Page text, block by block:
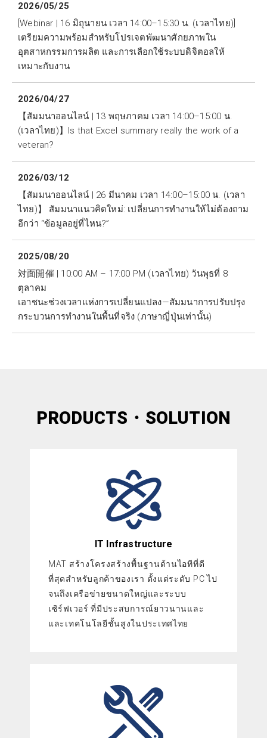
2026/05/25
[Webinar | 16 มิถุนายน เวลา 14:00–15:30 น. (เวลาไทย)]
เตรียมความพร้อมสำหรับโปรเจตพัฒนาศักยภาพใน
อุตสาหกรรมการผลิต และการเลือกใช้ระบบดิจิตอลให้
เหมาะกับงาน
2026/04/27
【สัมมนาออนไลน์ | 13 พฤษภาคม เวลา 14:00–15:00 น.
(เวลาไทย)】Is that Excel summary really the work of a
veteran?
2026/03/12
【สัมมนาออนไลน์ | 26 มีนาคม เวลา 14:00–15:00 น. (เวลา
ไทย)】 สัมมนาแนวคิดใหม่: เปลี่ยนการทำงานให้ไม่ต้องถาม
อีกว่า “ข้อมูลอยู่ที่ไหน?”
2025/08/20
対面開催 | 10:00 AM – 17:00 PM (เวลาไทย) วันพุธที่ 8
ตุลาคม
เอาชนะช่วงเวลาแห่งการเปลี่ยนแปลง—สัมมนาการปรับปรุง
กระบวนการทำงานในพื้นที่จริง (ภาษาญี่ปุ่นเท่านั้น)
PRODUCTS・SOLUTION
IT Infrastructure
MAT สร้างโครงสร้างพื้นฐานด้านไอทีที่ดี
ที่สุดสำหรับลูกค้าของเรา ตั้งแต่ระดับ PC ไป
จนถึงเครือข่ายขนาดใหญ่และระบบ
เซิร์ฟเวอร์ ที่มีประสบการณ์ยาวนานและ
และเทคโนโลยีชั้นสูงในประเทศไทย